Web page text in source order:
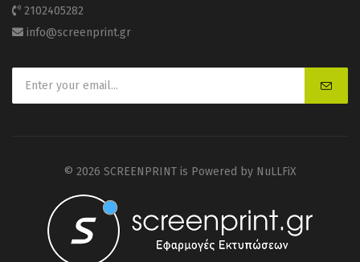
2102405282
info@screenprint.gr
© 2026 SCREENPRINT is Powered by NuLLFiX